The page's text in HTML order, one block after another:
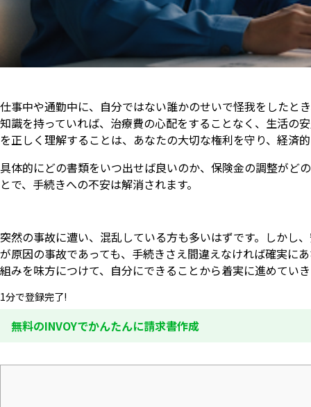
仕事中や通勤中に、自分ではない誰かのせいで怪我をしたと
知識を持っていれば、治療費の心配をすることなく、生活の
を正しく理解することは、あなたの大切な権利を守り、経済
具体的にどの書類をいつ出せば良いのか、保険金の調整がど
とで、手続きへの不安は解消されます。
突然の事故に遭い、混乱している方も多いはずです。しかし
が原因の事故であっても、手続きさえ間違えなければ確実に
組みを味方につけて、自分にできることから着実に進めてい
1分で登録完了!
無料のINVOYでかんたんに請求書作成